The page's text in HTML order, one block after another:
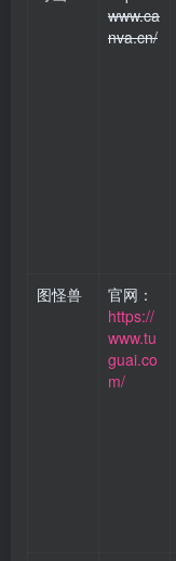
www.ca
nva.cn/
图怪兽
官网：
https://
www.tu
guai.co
m/